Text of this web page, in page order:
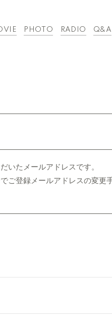
PHOTO RADIO Q&A
いたメールアドレスです。
ご登録メールアドレスの変更